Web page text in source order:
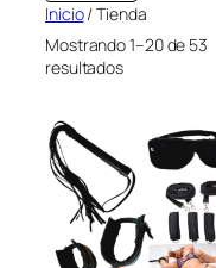
Inicio/ Tienda
Mostrando 1–20 de 53
resultados